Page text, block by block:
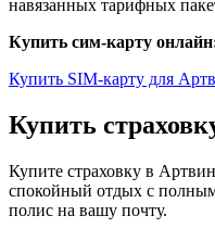
навязанных тарифных
Купить сим-карту
Купить SIM-карту для
Купить
Купите страховку в
спокойный отдых с
полис на вашу почту.